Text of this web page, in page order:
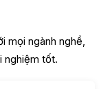
mọi ngành nghề,
nghiệm tốt.